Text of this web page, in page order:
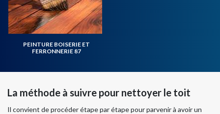
PEINTURE BOISERIE ET
FERRONNERIE 87
La méthode à suivre pour nettoyer le toit
Il convient de procéder étape par étape pour parvenir à avoir un